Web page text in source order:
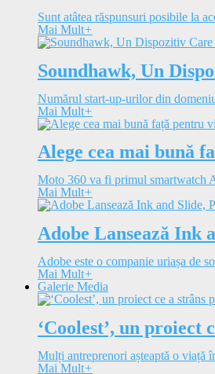
Sunt atâtea răspunsuri posibile la
Mai Mult+
Soundhawk, Un
Numărul start-up-urilor din
Mai Mult+
Alege cea mai bună
Moto 360 va fi primul smartwatch
Mai Mult+
Adobe Lansează Ink
Adobe este o companie uriașa de
Mai Mult+
Galerie Media
‘Coolest’, un
Mulți antreprenori așteaptă o viață
Mai Mult+